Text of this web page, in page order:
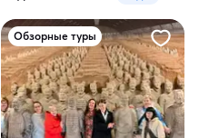
Обзорные туры